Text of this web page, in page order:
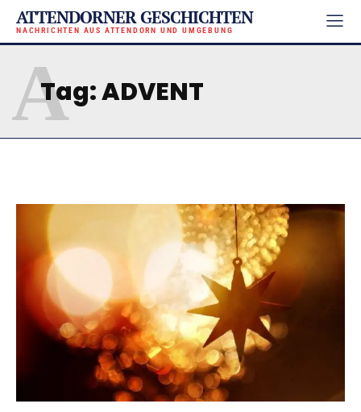
ATTENDORNER GESCHICHTEN
NACHRICHTEN AUS ATTENDORN UND UMGEBUNG
Tag:ADVENT
A